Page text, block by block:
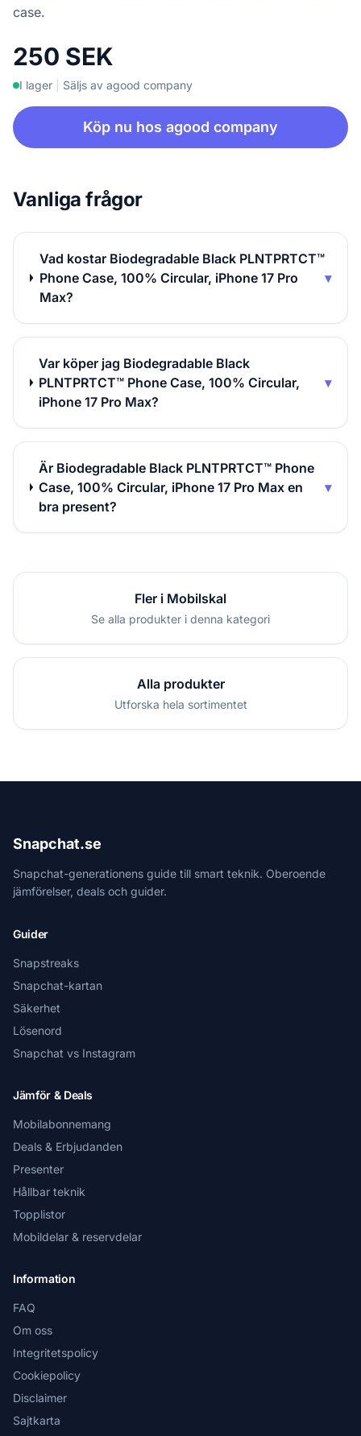
case.
250 SEK
I lager Säljs av agood company
Köp nu hos agood company
Vanliga frågor
Vad kostar Biodegradable Black PLNTPRTCT™
Phone Case, 100% Circular, iPhone 17 Pro
Max?
▾
Var köper jag Biodegradable Black
PLNTPRTCT™ Phone Case, 100% Circular,
iPhone 17 Pro Max?
▾
Är Biodegradable Black PLNTPRTCT™ Phone
Case, 100% Circular, iPhone 17 Pro Max en
bra present?
▾
Fler i Mobilskal
Se alla produkter i denna kategori
Alla produkter
Utforska hela sortimentet
Snapchat.se
Snapchat-generationens guide till smart teknik. Oberoende
jämförelser, deals och guider.
Guider
Snapstreaks
Snapchat-kartan
Säkerhet
Lösenord
Snapchat vs Instagram
Jämför & Deals
Mobilabonnemang
Deals & Erbjudanden
Presenter
Hållbar teknik
Topplistor
Mobildelar & reservdelar
Information
FAQ
Om oss
Integritetspolicy
Cookiepolicy
Disclaimer
Sajtkarta